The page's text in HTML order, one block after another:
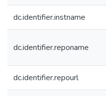
dc.identifier.instname
dc.identifier.reponame
dc.identifier.repourl